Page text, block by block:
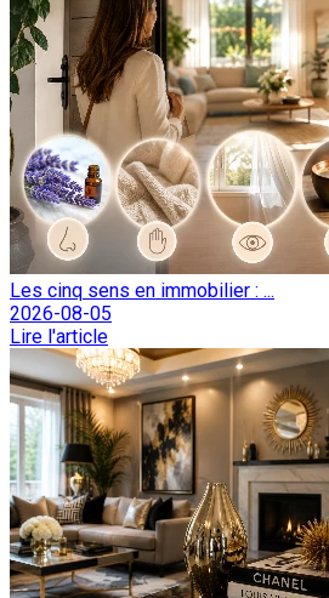
Les cinq sens en immobilier : ...
2026-08-05
Lire l'article